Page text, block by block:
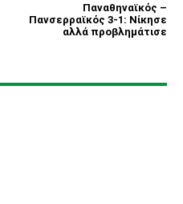
Παναθηναϊκός –
Πανσερραϊκός 3-1: Νίκησε
αλλά προβλημάτισε